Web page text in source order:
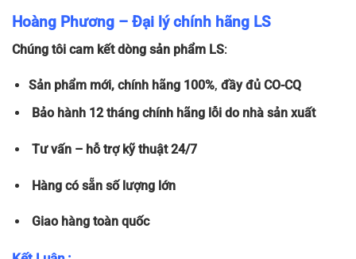
Hoàng Phương – Đại lý chính hãng LS
Chúng tôi cam kết dòng sản phẩm LS:
Sản phẩm mới, chính hãng 100%, đầy đủ CO-CQ
Bảo hành 12 tháng chính hãng lỗi do nhà sản xuất
Tư vấn – hỗ trợ kỹ thuật 24/7
Hàng có sẵn số lượng lớn
Giao hàng toàn quốc